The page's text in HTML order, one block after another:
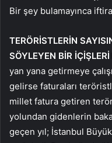
Bir şey bulamayınca
TERÖRİSTLERİN
SÖYLEYEN BİR
yan yana getirmeye
gelirse faturaları
millet fatura getiren
yolundan gidenlerin
geçen yıl; İstanbul